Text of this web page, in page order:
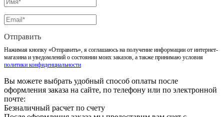
Отправить
Нажимая кнопку «Отправить», я соглашаюсь на получение информации от интернет-
магазина и уведомлений о состоянии моих заказов, а также принимаю условия
политики конфиденциальности
Вы можете выбрать удобный способ оплаты после
оформления заказа на сайте, по телефону или по электронной
почте:
Безналичный расчет по счету